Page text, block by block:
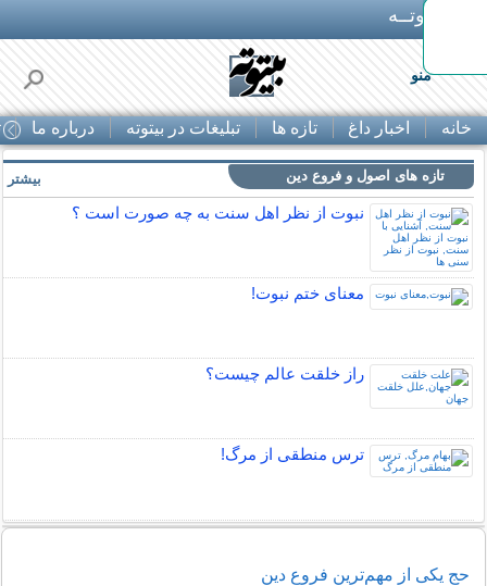
بـیتوتــه
منو
خانه اخبار داغ تازه ها تبلیغات در بیتوته درباره ما
تازه های اصول و فروع دین
نبوت از نظر اهل سنت به چه صورت است ؟
معنای ختم نبوت!
راز خلقت عالم چيست؟
ترس منطقی از مرگ!
بیشتر
حج یکی از مهم‌ترین فروع دین